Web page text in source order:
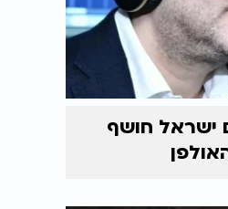
ישראל חושף